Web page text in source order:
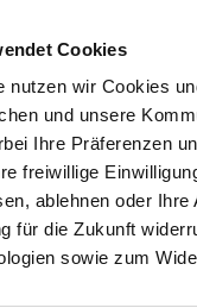
Cookies
nutzen wir Cookies
und unsere
Ihre Präferenzen
freiwillige
ablehnen oder
für die Zukunft
sowie zum